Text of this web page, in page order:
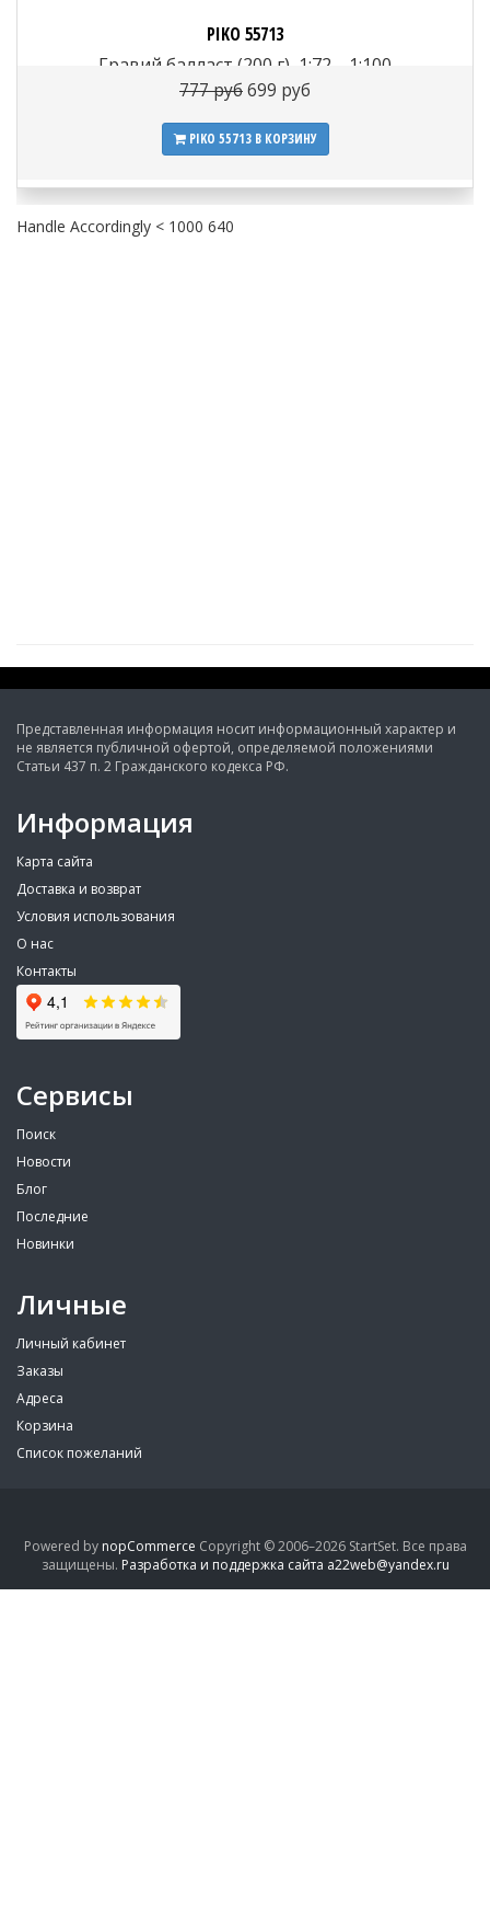
PIKO 55713
Гравий балласт (200 г), 1:72—1:100
777 руб699 руб
PIKO 55713 В КОРЗИНУ
Handle Accordingly < 1000 640
Представленная информация носит информационный характер и
не является публичной офертой, определяемой положениями
Статьи 437 п. 2 Гражданского кодекса РФ.
Информация
Карта сайта
Доставка и возврат
Условия использования
О нас
Контакты
Сервисы
Поиск
Новости
Блог
Последние
Новинки
Личные
Личный кабинет
Заказы
Адреса
Корзина
Список пожеланий
Powered by nopCommerce Copyright © 2006–2026 StartSet. Все права
защищены. Разработка и поддержка сайта a22web@yandex.ru